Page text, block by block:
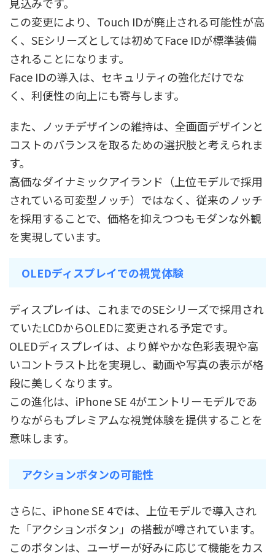
この変更により、Touch IDが廃止される可能性が高
く、SEシリーズとしては初めてFace IDが標準装備
されることになります。
Face IDの導入は、セキュリティの強化だけでな
く、利便性の向上にも寄与します。
また、ノッチデザインの維持は、全画面デザインと
コストのバランスを取るための選択肢と考えられま
す。
高価なダイナミックアイランド（上位モデルで採用
されている可変型ノッチ）ではなく、従来のノッチ
を採用することで、価格を抑えつつもモダンな外観
を実現しています。
OLEDディスプレイでの視覚体験
ディスプレイは、これまでのSEシリーズで採用され
ていたLCDからOLEDに変更される予定です。
OLEDディスプレイは、より鮮やかな色彩表現や高
いコントラスト比を実現し、動画や写真の表示が格
段に美しくなります。
この進化は、iPhone SE 4がエントリーモデルであ
りながらもプレミアムな視覚体験を提供することを
意味します。
アクションボタンの可能性
さらに、iPhone SE 4では、上位モデルで導入され
た「アクションボタン」の搭載が噂されています。
このボタンは、ユーザーが好みに応じて機能をカス